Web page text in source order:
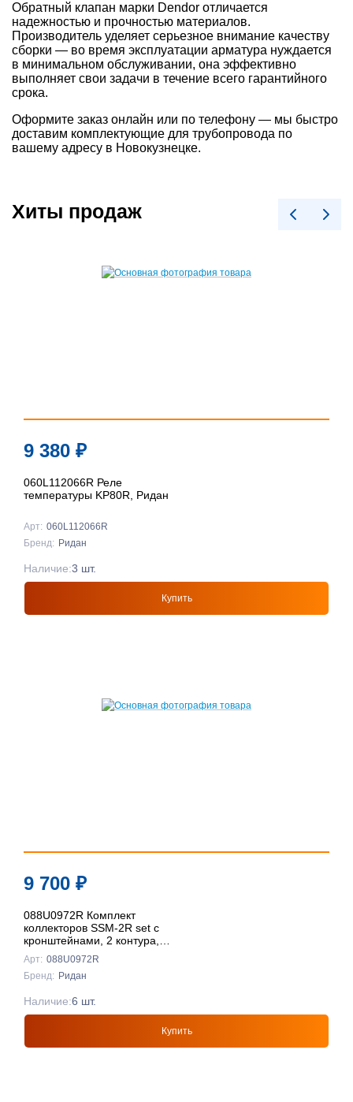
Обратный клапан марки Dendor отличается
надежностью и прочностью материалов.
Производитель уделяет серьезное внимание качеству
сборки — во время эксплуатации арматура нуждается
в минимальном обслуживании, она эффективно
выполняет свои задачи в течение всего гарантийного
срока.
Оформите заказ онлайн или по телефону — мы быстро
доставим комплектующие для трубопровода по
вашему адресу в Новокузнецке.
Хиты продаж
9 380 ₽
060L112066R Реле
температуры KP80R, Ридан
Арт: 060L112066R
Бренд: Ридан
Купить
Наличие:3 шт.
9 700 ₽
088U0972R Комплект
коллекторов SSM-2R set с
кронштейнами, 2 контура,
Ридан
Арт: 088U0972R
Бренд: Ридан
Купить
Наличие:6 шт.